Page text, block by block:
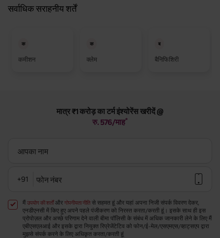
सर्वाधिक सराहनीय शर्तें
क
कमीशन
क
क्लेम
ब
बैनिफिशिरी
मात्र ₹1 करोड़ का टर्म इंश्योरेंस खरीदें @
रु. 576/माह*
आपका नाम
+91 फोन नंबर
मैं उपयोग की शर्तोंऔर गोपनीयता नीति से सहमत हूं और यहां अपना निजी संपर्क विवरण देकर,
एनडीएनसी में किए हुए अपने पहले पंजीकरण को निरस्त करता/करती हूं। इसके साथ ही इस
प्रोपोज़ल और अच्छे परिणाम देने वाली बीमा पॉलिसी के संबंध में अधिक जानकारी लेने के लिए मैं
एबीएसएलआई और इसके द्वारा नियुक्त रिप्रेजेंटेटिव को फोन/ई-मेल/एसएमएस/व्हाट्सएप द्वारा
मुझसे संपर्क करने के लिए अधिकृत करता/करती हूं